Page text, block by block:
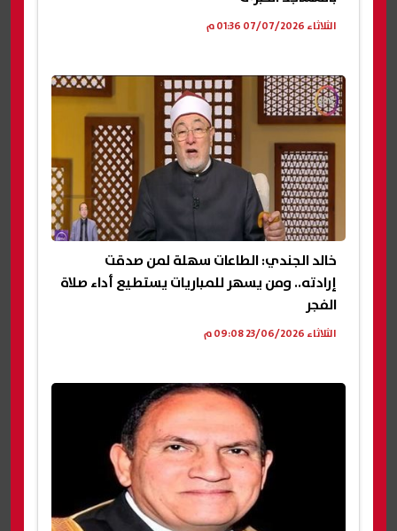
الثلاثاء 07/07/2026 01:36 م
خالد الجندي: الطاعات سهلة لمن صدقت
إرادته.. ومن يسهر للمباريات يستطيع أداء صلاة
الفجر
الثلاثاء 23/06/2026 09:08 م